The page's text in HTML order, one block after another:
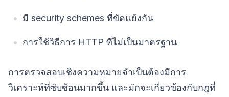
มี security schemes ที่ขัดแย้งกัน
การใช้วิธีการ HTTP ที่ไม่เป็นมาตรฐาน
การตรวจสอบเชิงความหมายจำเป็นต้องมีการ
วิเคราะห์ที่ซับซ้อนมากขึ้น และมักจะเกี่ยวข้องกับกฎที่